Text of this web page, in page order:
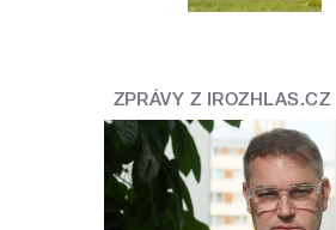
ZPRÁVY Z IROZHLAS.CZ